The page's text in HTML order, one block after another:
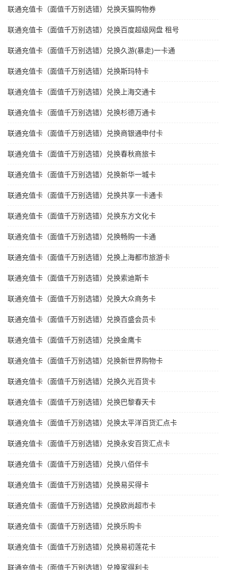
联通充值卡（面值千万别选错）兑换天猫购物券
联通充值卡（面值千万别选错）兑换百度超级网盘 租号
联通充值卡（面值千万别选错）兑换久游(暴走)一卡通
联通充值卡（面值千万别选错）兑换斯玛特卡
联通充值卡（面值千万别选错）兑换上海交通卡
联通充值卡（面值千万别选错）兑换杉德万通卡
联通充值卡（面值千万别选错）兑换商银通申付卡
联通充值卡（面值千万别选错）兑换春秋商旅卡
联通充值卡（面值千万别选错）兑换新华一城卡
联通充值卡（面值千万别选错）兑换共享一卡通卡
联通充值卡（面值千万别选错）兑换东方文化卡
联通充值卡（面值千万别选错）兑换畅购一卡通
联通充值卡（面值千万别选错）兑换上海都市旅游卡
联通充值卡（面值千万别选错）兑换索迪斯卡
联通充值卡（面值千万别选错）兑换大众商务卡
联通充值卡（面值千万别选错）兑换百盛会员卡
联通充值卡（面值千万别选错）兑换金鹰卡
联通充值卡（面值千万别选错）兑换新世界购物卡
联通充值卡（面值千万别选错）兑换久光百货卡
联通充值卡（面值千万别选错）兑换巴黎春天卡
联通充值卡（面值千万别选错）兑换太平洋百货汇点卡
联通充值卡（面值千万别选错）兑换永安百货汇点卡
联通充值卡（面值千万别选错）兑换八佰伴卡
联通充值卡（面值千万别选错）兑换易买得卡
联通充值卡（面值千万别选错）兑换欧尚超市卡
联通充值卡（面值千万别选错）兑换乐购卡
联通充值卡（面值千万别选错）兑换易初莲花卡
联通充值卡（面值千万别选错）兑换家得利卡